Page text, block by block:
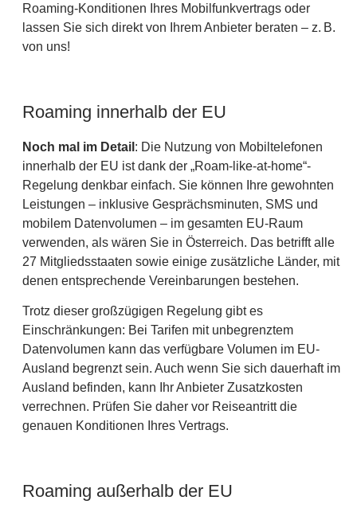
Roaming-Konditionen Ihres Mobilfunkvertrags oder
lassen Sie sich direkt von Ihrem Anbieter beraten – z. B.
von uns!
Roaming innerhalb der EU
Noch mal im Detail : Die Nutzung von Mobiltelefonen
innerhalb der EU ist dank der „Roam-like-at-home“-
Regelung denkbar einfach. Sie können Ihre gewohnten
Leistungen – inklusive Gesprächsminuten, SMS und
mobilem Datenvolumen – im gesamten EU-Raum
verwenden, als wären Sie in Österreich. Das betrifft alle
27 Mitgliedsstaaten sowie einige zusätzliche Länder, mit
denen entsprechende Vereinbarungen bestehen.
Trotz dieser großzügigen Regelung gibt es
Einschränkungen: Bei Tarifen mit unbegrenztem
Datenvolumen kann das verfügbare Volumen im EU-
Ausland begrenzt sein. Auch wenn Sie sich dauerhaft im
Ausland befinden, kann Ihr Anbieter Zusatzkosten
verrechnen. Prüfen Sie daher vor Reiseantritt die
genauen Konditionen Ihres Vertrags.
Roaming außerhalb der EU